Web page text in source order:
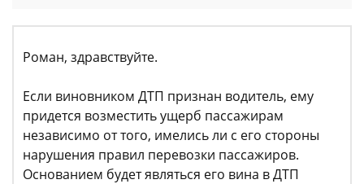
Роман, здравствуйте.
Если виновником ДТП признан водитель, ему
придется возместить ущерб пассажирам
независимо от того, имелись ли с его стороны
нарушения правил перевозки пассажиров.
Основанием будет являться его вина в ДТП